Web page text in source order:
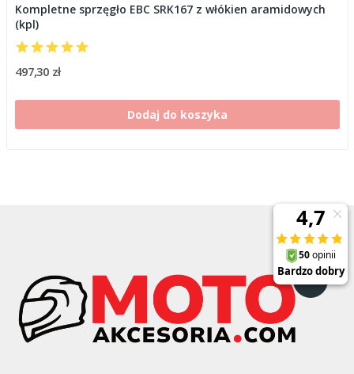
Kompletne sprzęgło EBC SRK167 z włókien aramidowych
(kpl)
497,30 zł
Dodaj do koszyka